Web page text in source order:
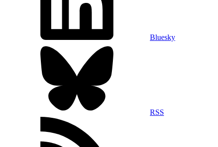
Bluesky
RSS